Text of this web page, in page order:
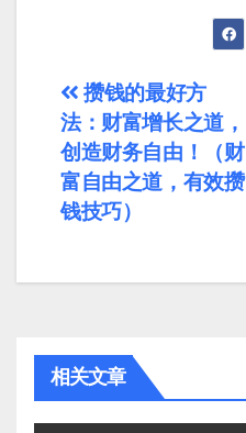
文
章
导
航
攒钱的最好方
法：财富增长之道，
创造财务自由！（财
富自由之道，有效攒
钱技巧）
相关文章